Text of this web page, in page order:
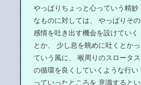
やっぱりちょっと心っていう精妙
なものに対しては、 やっぱりその
感情を吐き出す機会を設けていく
とか、 少し息を眺めに吐くとかっ
ていう風に、 喉周りのスロータス
の循環を良くしていくような行い
っていったところを 意識するとい